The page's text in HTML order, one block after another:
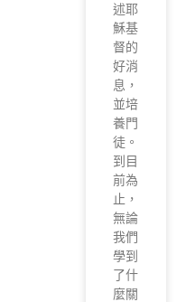
述耶
穌基
督的
好消
息，
並培
養門
徒。
到目
前為
止，
無論
我們
學到
了什
麼關